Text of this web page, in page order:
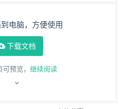
电脑，方便使用
下载文档
可预览， 继续阅读